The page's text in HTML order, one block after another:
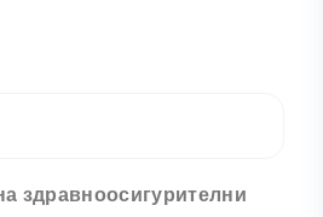
здравноосигурителни